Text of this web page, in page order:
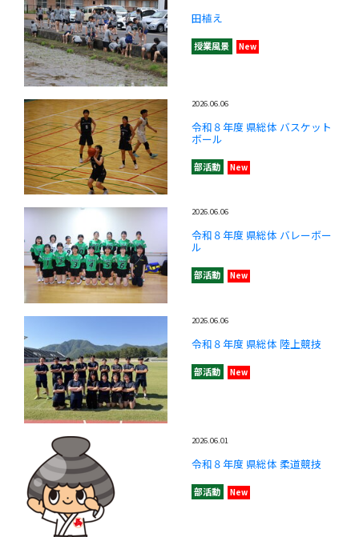
田植え
授業風景 New
2026.06.06
令和８年度 県総体 バスケット
ボール
部活動 New
2026.06.06
令和８年度 県総体 バレーボー
ル
部活動 New
2026.06.06
令和８年度 県総体 陸上競技
部活動 New
2026.06.01
令和８年度 県総体 柔道競技
部活動 New